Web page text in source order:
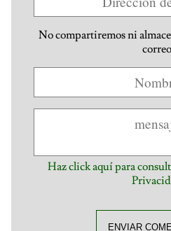
No compartiremos ni
correo
Haz click aquí para
ENVIAR